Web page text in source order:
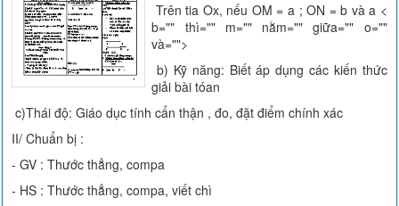
Trên tia Ox, nếu OM = a ; ON = b và a <
b="" thì="" m="" nằm="" giữa="" o=""
và="">
b) Kỹ năng: Biết áp dụng các kiến thức
giải bài tóan
c)Thái độ: Giáo dục tính cẩn thận , đo, đặt điểm chính xác
II/ Chuẩn bị :
- GV : Thước thẳng, compa
- HS : Thước thẳng, compa, viết chì